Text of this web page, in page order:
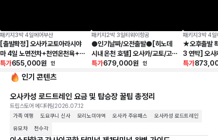
패키지3박 4일에어부산
[출발확정] 오사카교토아라시야
마 4일 노면전차+천연온천욕+1
일자유
특가655,000원 인
패키지2박 3일티웨이항공
●인기날짜/오전출발●[히노데
시내 온천 호텔] 오사카/교토/고베
3일_[팁포함/무제한 야식라멘
특가679,000원 인
패키지3박 4일
★오후출발
3 연박] 오사
천+주류 무
특가
인기 콘텐츠
오사카성 로드트레인 요금 및 탑승장 꿀팁 총정리
트립스토어 에디터팀 2026.07.12
가족 여행 도요쿠니 신사 모리노미야역 오사카 주유패스
오사카성 로드트레인
유모차
천수각